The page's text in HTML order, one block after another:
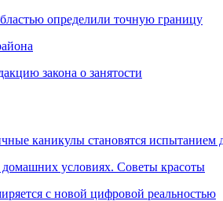
определили точную границу
закона о занятости
каникулы становятся испытанием
условиях. Советы красоты
с новой цифровой реальностью